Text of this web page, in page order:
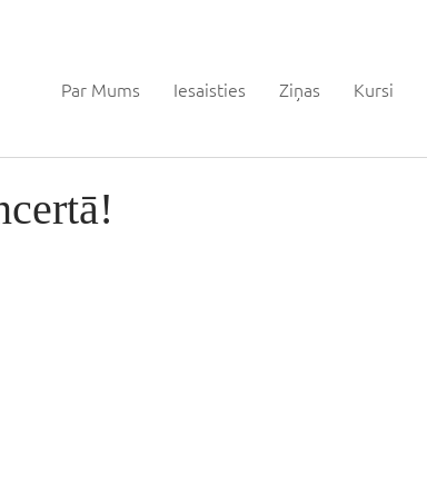
Par Mums Iesaisties Ziņas Kursi